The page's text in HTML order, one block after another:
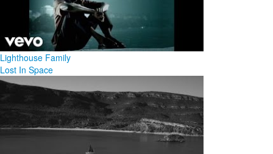
Lighthouse Family
Lost In Space